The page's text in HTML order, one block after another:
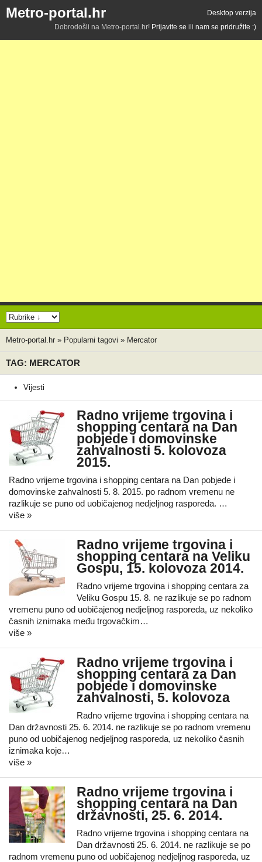
Metro-portal.hr
Desktop verzija
Dobrodošli na Metro-portal.hr! Prijavite se ili nam se pridružite :)
Metro-portal.hr » Popularni tagovi » Mercator
TAG: MERCATOR
Vijesti
Radno vrijeme trgovina i
shopping centara na Dan
pobjede i domovinske
zahvalnosti 5. kolovoza
2015.
Radno vrijeme trgovina i shopping centara na Dan pobjede i
domovinske zahvalnosti 5. 8. 2015. po radnom vremenu ne
razlikuje se puno od uobičajenog nedjeljnog rasporeda. …
više »
Radno vrijeme trgovina i
shopping centara na Veliku
Gospu, 15. kolovoza 2014.
Radno vrijeme trgovina i shopping centara za
Veliku Gospu 15. 8. ne razlikuje se po radnom
vremenu puno od uobičajenog nedjeljnog rasporeda, uz nekoliko
časnih iznimaka među trgovačkim…
više »
Radno vrijeme trgovina i
shopping centara za Dan
pobjede i domovinske
zahvalnosti, 5. kolovoza
Radno vrijeme trgovina i shopping centara na
Dan državnosti 25. 6. 2014. ne razlikuje se po radnom vremenu
puno od uobičajenog nedjeljnog rasporeda, uz nekoliko časnih
iznimaka koje…
više »
Radno vrijeme trgovina i
shopping centara na Dan
državnosti, 25. 6. 2014.
Radno vrijeme trgovina i shopping centara na
Dan državnosti 25. 6. 2014. ne razlikuje se po
radnom vremenu puno od uobičajenog nedjeljnog rasporeda, uz